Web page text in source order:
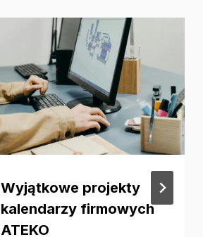
Wyjątkowe projekty
kalendarzy firmowych
ATEKO